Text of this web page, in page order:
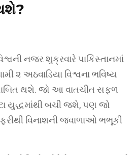
નજર શુક્રવારે પાકિસ્તાનમાં
૨ અઠવાડિયા વિશ્વના ભવિષ્ય
થશે. જો આ વાતચીત સફળ
યુદ્ધમાંથી બચી જશે, પણ જો
વિનાશની જ્વાળાઓ ભભૂકી